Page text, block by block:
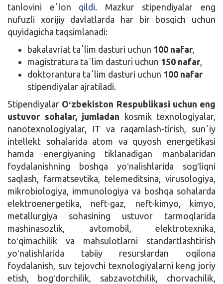
tanlovini eʼlon qildi. Mazkur stipendiyalar eng
nufuzli xorijiy davlatlarda har bir bosqich uchun
quyidagicha taqsimlanadi:
bakalavriat taʼlim dasturi uchun 100 nafar
magistratura taʼlim dasturi uchun 150 nafar
doktorantura taʼlim dasturi uchun 100 nafar
stipendiyalar ajratiladi.
Stipendiyalar Oʻzbekiston Respublikasi uchun eng
ustuvor sohalar, jumladan kosmik texnologiyalar,
nanotexnologiyalar, IT va raqamlash-tirish, sunʼiy
intellekt sohalarida atom va quyosh energetikasi
hamda energiyaning tiklanadigan manbalaridan
foydalanishning boshqa yoʻnalishlarida sogʻliqni
saqlash, farmatsevtika, telemeditsina, virusologiya,
mikrobiologiya, immunologiya va boshqa sohalarda
elektroenergetika, neft-gaz, neft-kimyo, kimyo,
metallurgiya sohasining ustuvor tarmoqlarida
mashinasozlik, avtomobil, elektrotexnika,
toʻqimachilik va mahsulotlarni standartlashtirish
yoʻnalishlarida tabiiy resurslardan oqilona
foydalanish, suv tejovchi texnologiyalarni keng joriy
etish, bogʻdorchilik, sabzavotchilik, chorvachilik,